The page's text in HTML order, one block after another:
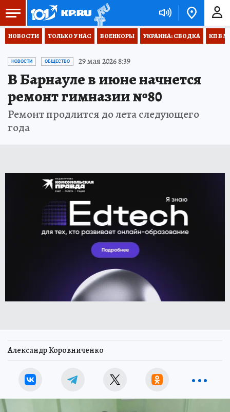
НОВОСТИ ТОЛЬКО У НАС ВОЕНКОРЫ УКРАИНА: СВОДКА КП В
НОВОСТИ ОБЩЕСТВО 29 мая 2026 8:39
В Барнауле в июне начнется
ремонт гимназии №80
Ремонт продлится до лета следующего
года
Александр Коровниченко